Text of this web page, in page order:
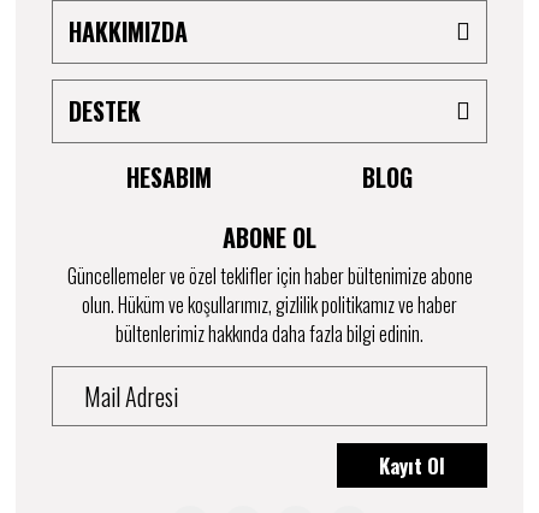
HAKKIMIZDA
DESTEK
HESABIM
BLOG
ABONE OL
Güncellemeler ve özel teklifler için haber bültenimize abone
olun. Hüküm ve koşullarımız, gizlilik politikamız ve haber
bültenlerimiz hakkında daha fazla bilgi edinin.
Kayıt Ol